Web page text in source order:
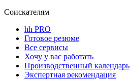
Соискателям
hh PRO
Готовое резюме
Все сервисы
Хочу у вас работать
Производственный календарь
Экспертная рекомендация